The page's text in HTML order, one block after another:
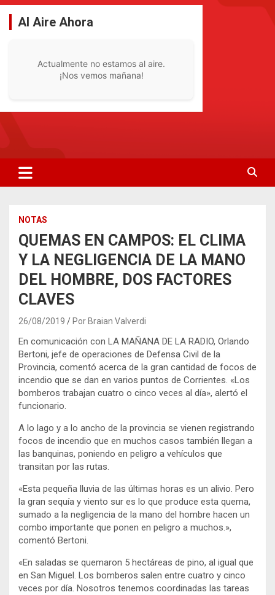
Saltar
contenido
Al Aire Ahora
Actualmente no estamos al aire.
¡Nos vemos mañana!
NOTAS
QUEMAS EN CAMPOS: EL CLIMA
Y LA NEGLIGENCIA DE LA MANO
DEL HOMBRE, DOS FACTORES
CLAVES
26/08/2019 Por Braian Valverdi
En comunicación con LA MAÑANA DE LA RADIO, Orlando
Bertoni, jefe de operaciones de Defensa Civil de la
Provincia, comentó acerca de la gran cantidad de focos de
incendio que se dan en varios puntos de Corrientes. «Los
bomberos trabajan cuatro o cinco veces al día», alertó el
funcionario.
A lo lago y a lo ancho de la provincia se vienen registrando
focos de incendio que en muchos casos también llegan a
las banquinas, poniendo en peligro a vehículos que
transitan por las rutas.
«Esta pequeña lluvia de las últimas horas es un alivio. Pero
la gran sequía y viento sur es lo que produce esta quema,
sumado a la negligencia de la mano del hombre hacen un
combo importante que ponen en peligro a muchos.»,
comentó Bertoni.
«En saladas se quemaron 5 hectáreas de pino, al igual que
en San Miguel. Los bomberos salen entre cuatro y cinco
veces por día. Nosotros tenemos coordinadas las tareas